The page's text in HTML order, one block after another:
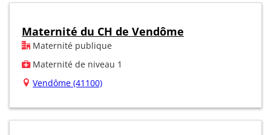
Maternité du CH de Vendôme
Maternité publique
Maternité de niveau 1
Vendôme (41100)